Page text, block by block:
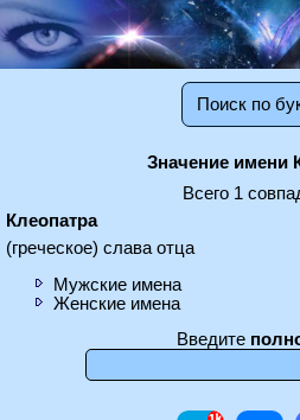
Поиск по
Значение имени
Всего 1
Клеопатра
(греческое) слава отца
Мужские имена
Женские имена
Введите